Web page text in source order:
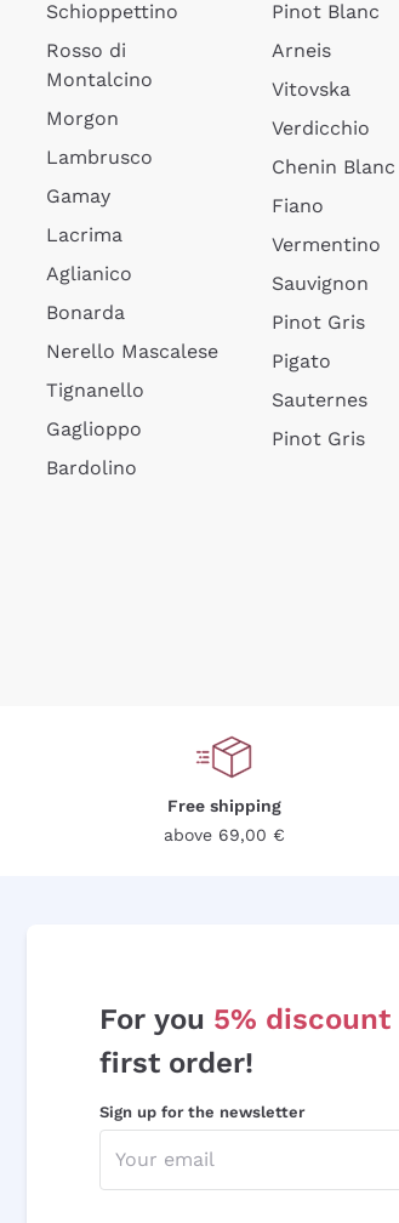
Schioppettino
Rosso di
Montalcino
Morgon
Lambrusco
Gamay
Lacrima
Aglianico
Bonarda
Nerello Mascalese
Tignanello
Gaglioppo
Bardolino
Pinot Blanc
Arneis
Vitovska
Verdicchio
Chenin Blanc
Fiano
Vermentino
Sauvignon
Pinot Gris
Pigato
Sauternes
Pinot Gris
Free shipping
above 69,00 €
For you 5% discount
first order!
Sign up for the newsletter